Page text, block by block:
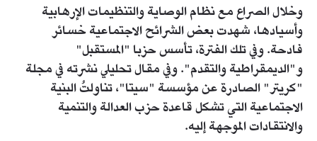
وخلال الصراع مع نظام الوصاية والتنظيمات الإرهابية
وأسيادها، شهدت بعض الشرائح الاجتماعية خسائر
فادحة. وفي تلك الفترة، تأسس حزبا "المستقبل"
و"الديمقراطية والتقدم". وفي مقال تحليلي نشرته في مجلة
"كريتر" الصادرة عن مؤسسة "سيتا"، تناولتُ البنية
الاجتماعية التي تشكل قاعدة حزب العدالة والتنمية
والانتقادات الموجهة إليه.